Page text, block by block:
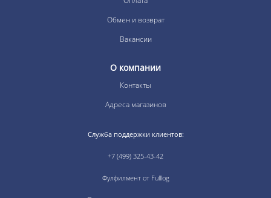
Обмен и возврат
Вакансии
О компании
Контакты
Адреса магазинов
Служба поддержки клиентов:
+7 (499) 325-43-42
Фулфилмент от Fulllog